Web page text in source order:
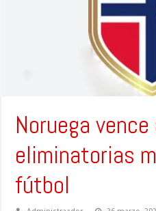
Noruega
eliminatorias
fútbol